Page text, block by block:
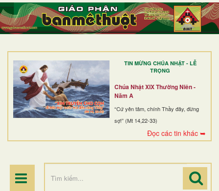
TIN MỪNG CHÚA NHẬT - LỄ
TRỌNG
Chúa Nhật XIX Thường Niên -
Năm A
“Cứ yên tâm, chính Thầy đây, đừng
sợ!” (Mt 14,22-33)
Đọc các tin khác ➥
TRANG NHẤT
GIỚI THIỆU
DÒNG TU
BAN MỤC VỤ
ĐOÀN THỂ CG
ĐIỂM HÀNH HƯƠNG